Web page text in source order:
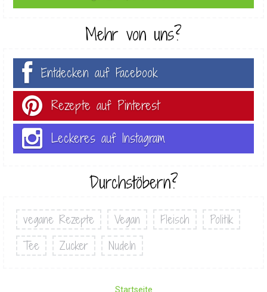
Mehr von uns?
Entdecken auf Facebook
Rezepte auf Pinterest
Leckeres auf Instagram
Durchstöbern?
vegane Rezepte Vegan Fleisch
Politik
Tee
Zucker Nudeln
Startseite